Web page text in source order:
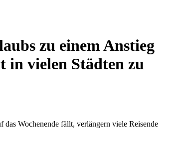
zu einem Anstieg
in vielen Städten zu
Wochenende fällt, verlängern viele Reisende